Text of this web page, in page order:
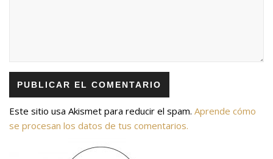
Este sitio usa Akismet para reducir el spam. Aprende cómo
se procesan los datos de tus comentarios.